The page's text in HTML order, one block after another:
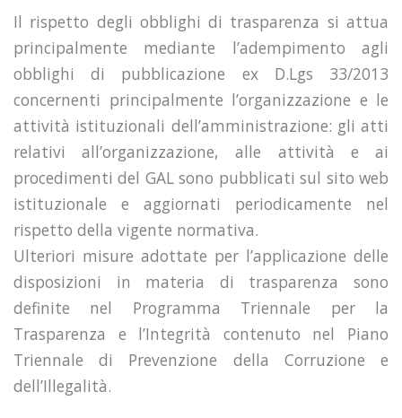
Il rispetto degli obblighi di trasparenza si attua
principalmente mediante l’adempimento agli
obblighi di pubblicazione ex D.Lgs 33/2013
concernenti principalmente l’organizzazione e le
attività istituzionali dell’amministrazione: gli atti
relativi all’organizzazione, alle attività e ai
procedimenti del GAL sono pubblicati sul sito web
istituzionale e aggiornati periodicamente nel
rispetto della vigente normativa.
Ulteriori misure adottate per l’applicazione delle
disposizioni in materia di trasparenza sono
definite nel Programma Triennale per la
Trasparenza e l’Integrità contenuto nel Piano
Triennale di Prevenzione della Corruzione e
dell’Illegalità.